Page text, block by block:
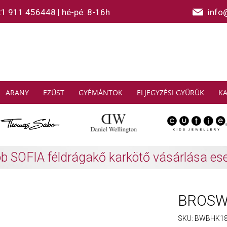
911 456448 | hé-pé: 8-16h
ARANY EZÜST GYÉMÁNTOK ELJEGYZÉSI GYŰRŰK
SABO: Gyűjtsön és spóroljon További
SKU: